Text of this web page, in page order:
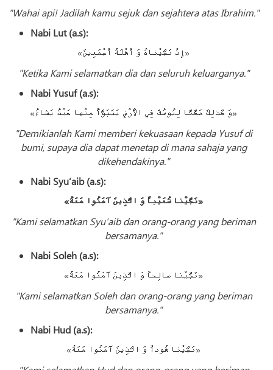
"Wahai api! Jadilah kamu sejuk dan sejahtera atas Ibrahim."
Nabi Lut (a.s):
«إِذْ نَجَّيْناهُ وَ أَهْلَهُ أَجْمَعِينَ»
"Ketika Kami selamatkan dia dan seluruh keluarganya."
Nabi Yusuf (a.s):
«وَ كَذلِكَ مَكَّنَّا لِيُوسُفَ فِي الْأَرْضِ يَتَبَوَّأُ مِنْها حَيْثُ يَشاءُ»
"Demikianlah Kami memberi kekuasaan kepada Yusuf di
bumi, supaya dia dapat menetap di mana sahaja yang
dikehendakinya."
Nabi Syu‘aib (a.s):
«نَجَّيْنا شُعَيْباً وَ الَّذِينَ آمَنُوا مَعَهُ»
"Kami selamatkan Syu‘aib dan orang-orang yang beriman
bersamanya."
Nabi Soleh (a.s):
«نَجَّيْنا صالِحاً وَ الَّذِينَ آمَنُوا مَعَهُ»
"Kami selamatkan Soleh dan orang-orang yang beriman
bersamanya."
Nabi Hud (a.s):
«نَجَّيْنا هُوداً وَ الَّذِينَ آمَنُوا مَعَهُ»